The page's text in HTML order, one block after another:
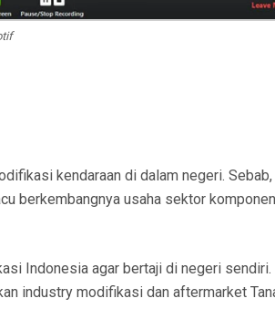
kendaraan di dalam negeri. Sebab,
berkembangnya usaha sektor komponen
Indonesia agar bertaji di negeri sendiri.
industry modifikasi dan aftermarket